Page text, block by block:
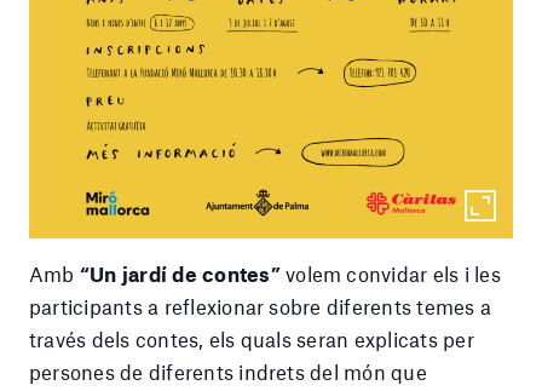
Amb “Un jardí de contes”volem convidar els i les
participants a reflexionar sobre diferents temes a
través dels contes, els quals seran explicats per
persones de diferents indrets del món que